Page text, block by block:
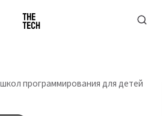
программирования для детей